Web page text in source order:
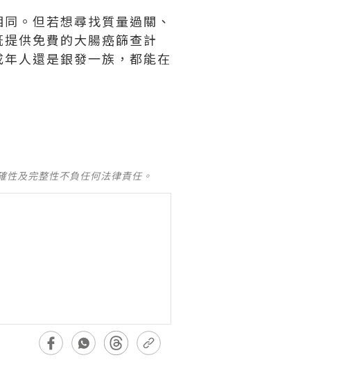
。但若想尋找質量過關、
供免費的大腸癌篩查計
人還是銀發一族，都能在
及完整性不負任何法律責任。